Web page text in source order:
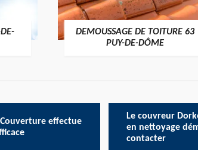
DEMOUSSAGE DE TOITURE 63
PUY-DE-DÔME
effectue
Le couvreur
en nettoyage
contacter